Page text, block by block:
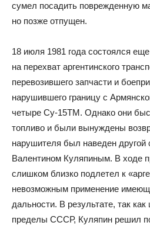
сумел посадить поврежденную
но позже отпущен.
18 июля 1981 года состоялся
на перехват аргентинского
перевозившего запчасти и
нарушившего границу с
четыре Су-15ТМ. Однако они
топливо и были вынуждены
нарушителя был наведен другой
Валентином Куляпиным. В ходе
слишком близко подлетел к
невозможным применение
дальности. В результате, так
пределы СССР, Куляпин решил